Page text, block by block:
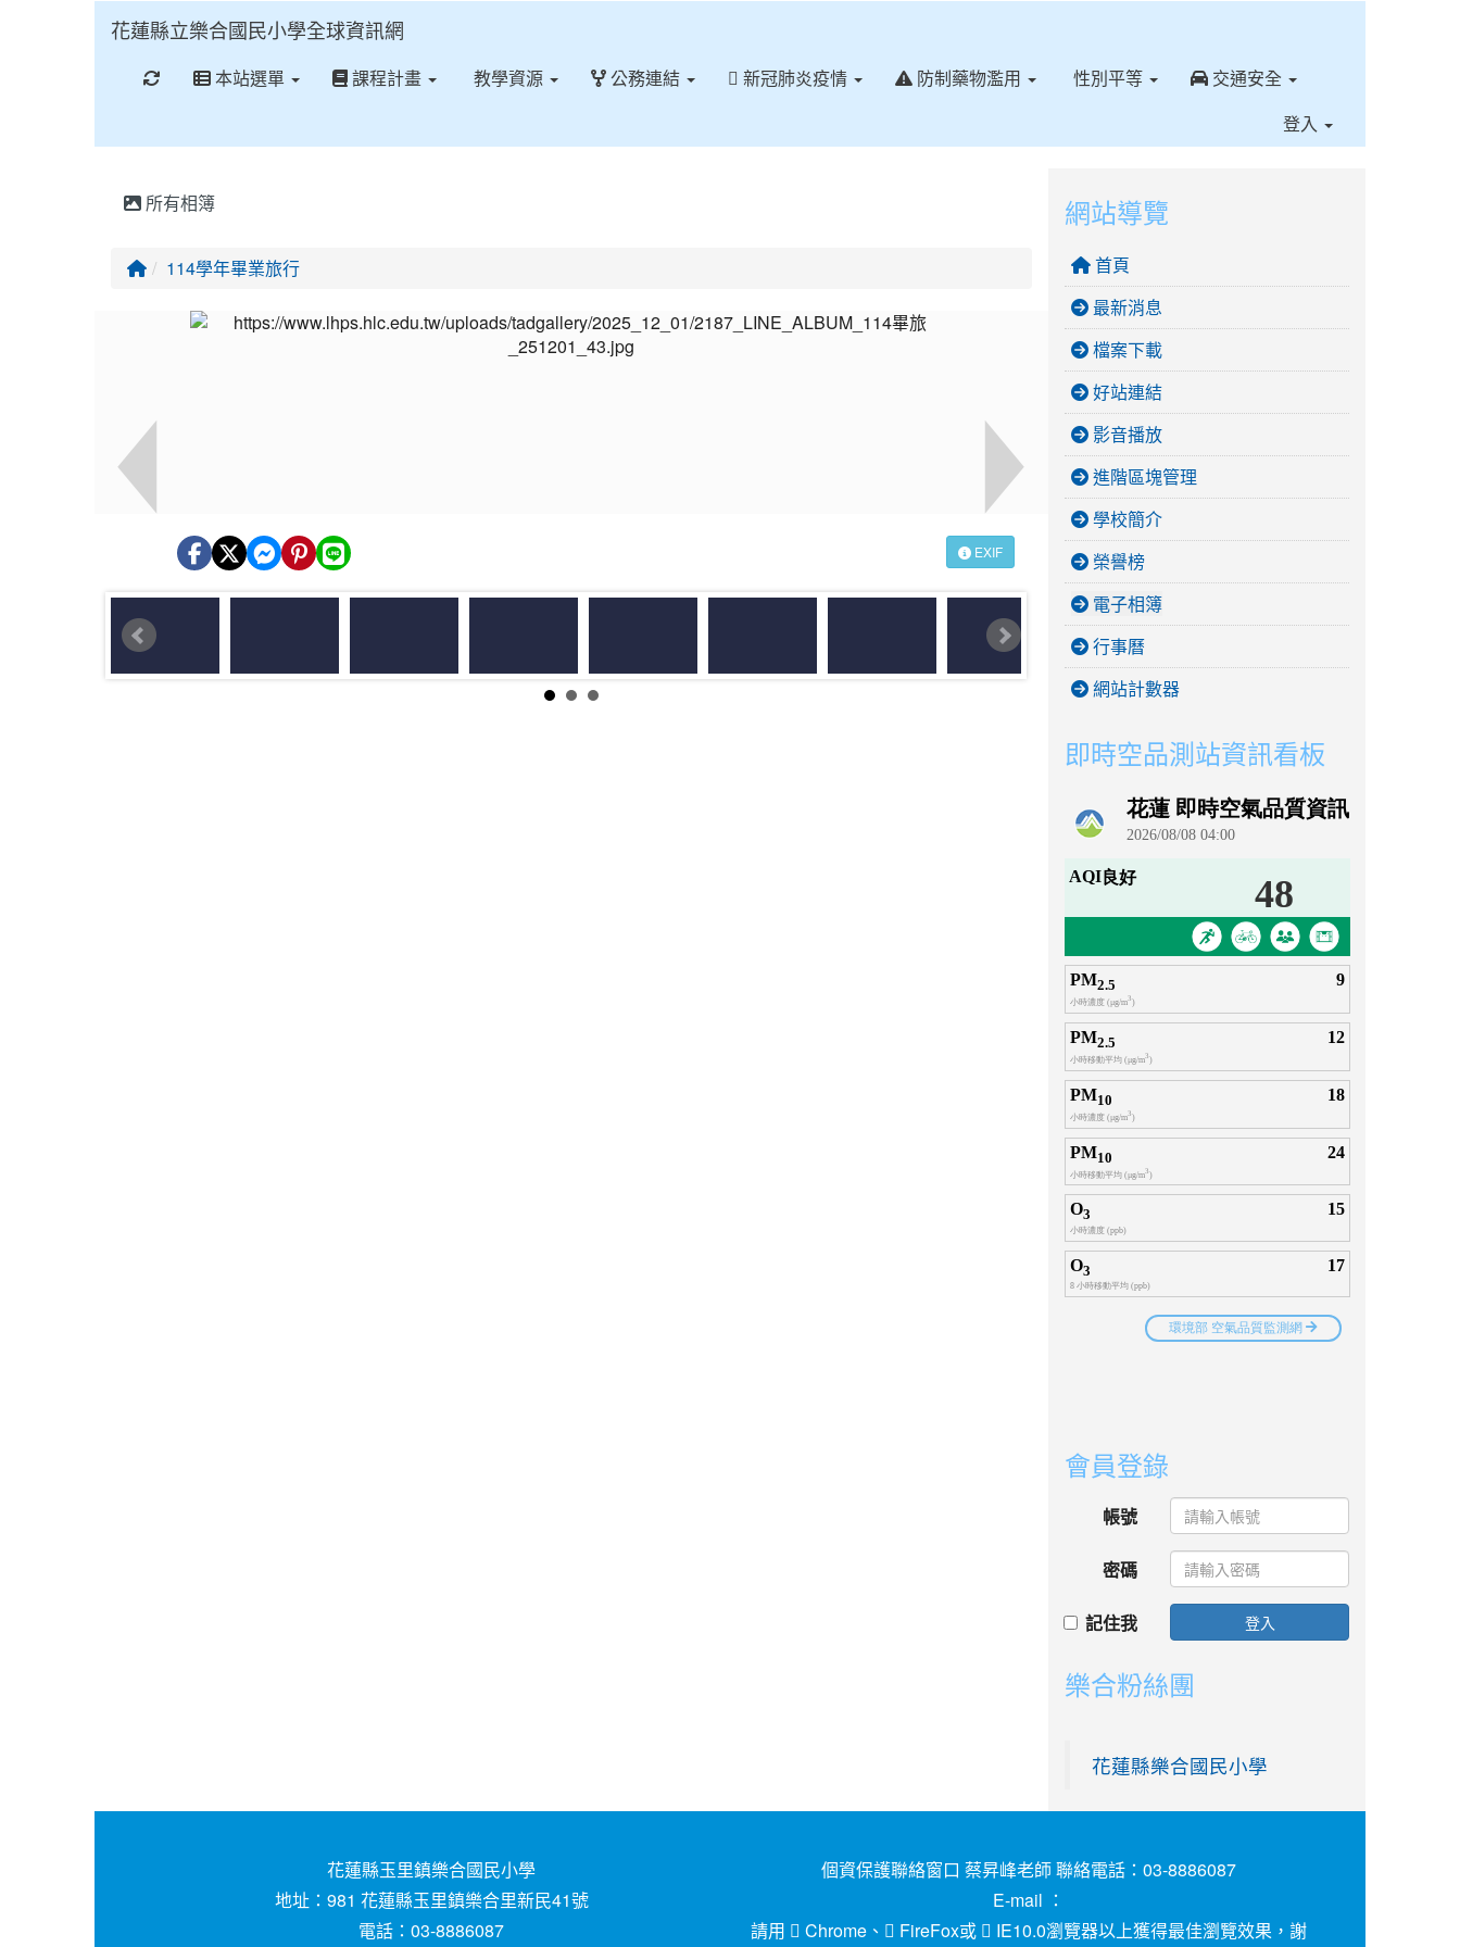
花蓮縣立樂合國民小學全球資訊網
重新取得佈景設定
本站選單 課程計畫 教學資源 公務連結 新冠肺炎疫情 防制藥物濫用 性別平等
交通安全
登入
所有相簿
回首頁
114學年畢業旅行
EXIF
網站導覽
首頁
最新消息
檔案下載
好站連結
影音播放
進階區塊管理
學校簡介
榮譽榜
電子相簿
行事曆
網站計數器
即時空品測站資訊看板
會員登錄
帳號
密碼
記住我 登入
樂合粉絲團
花蓮縣樂合國民小學
花蓮縣玉里鎮樂合國民小學
地址：981 花蓮縣玉里鎮樂合里新民41號
電話：03-8886087
個資保護聯絡窗口 蔡昇峰老師 聯絡電話：03-8886087
E-mail ：
請用
Chrome 、 FireFox或 IE10.0瀏覽器以上獲得最佳瀏覽效果，謝